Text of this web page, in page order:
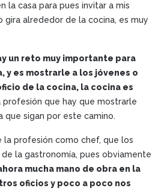
la casa para pues invitar a mis
gira alrededor de la cocina, es muy
un reto muy importante para
y es mostrarle a los jóvenes o
de la cocina, la cocina es
profesión que hay que mostrarle
que sigan por este camino.
la profesión como chef, que los
la gastronomía, pues obviamente
mucha mano de obra en la
oficios y poco a poco nos